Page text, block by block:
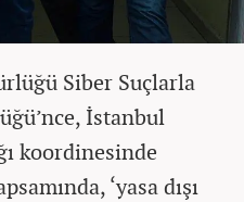
Siber Suçlarla
İstanbul
koordinesinde
‘yasa dışı